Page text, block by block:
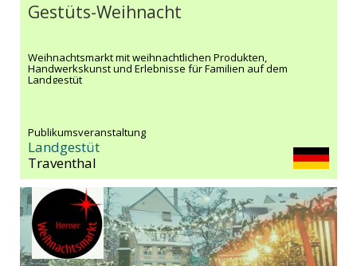
Gestüts-Weihnacht
Weihnachtsmarkt mit weihnachtlichen Produkten,
Handwerkskunst und Erlebnisse für Familien auf dem
Landgestüt
Publikumsveranstaltung
Landgestüt
Traventhal